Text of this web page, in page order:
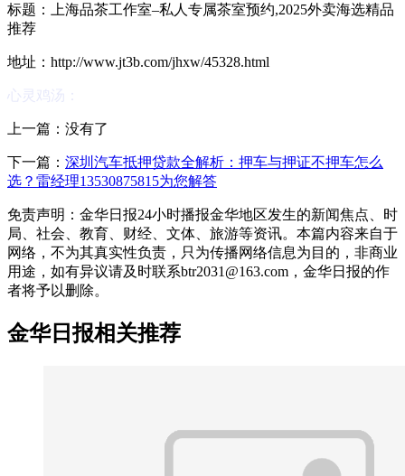
标题：上海品茶工作室–私人专属茶室预约,2025外卖海选精品
推荐
地址：http://www.jt3b.com/jhxw/45328.html
心灵鸡汤：
上一篇：没有了
下一篇： 深圳汽车抵押贷款全解析：押车与押证不押车怎么
选？雷经理13530875815为您解答
免责声明：金华日报24小时播报金华地区发生的新闻焦点、时
局、社会、教育、财经、文体、旅游等资讯。本篇内容来自于
网络，不为其真实性负责，只为传播网络信息为目的，非商业
用途，如有异议请及时联系btr2031@163.com，金华日报的作
者将予以删除。
金华日报相关推荐